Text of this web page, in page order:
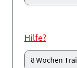
Hilfe?